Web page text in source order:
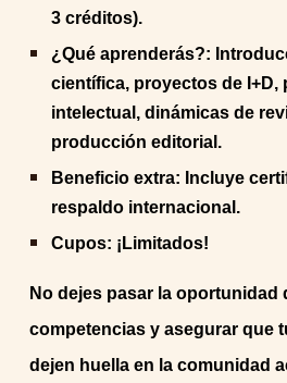
3 créditos).
¿Qué aprenderás?:
científica, proyectos de I+D,
intelectual, dinámicas de
producción editorial.
Beneficio extra: Incluye
respaldo internacional.
Cupos: ¡Limitados!
No dejes pasar la oportunidad
competencias y asegurar que
dejen huella en la comunidad